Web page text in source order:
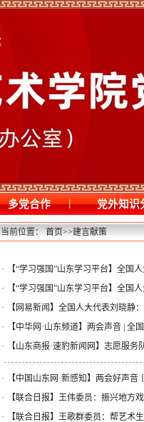
多党合作 | 党外知识
当前位置：首页>>建言献策
·
【“学习强国”山东学习平台】全国
·
【“学习强国”山东学习平台】全国
·
【网易新闻】全国人大代表刘晓静
·
【中华网·山东频道】两会声音 |
·
【山东商报·速豹新闻网】志愿服务
·
【中国山东网·新感知】两会好声
·
【联合日报】王伟委员：振兴地方
·
【联合日报】王歌群委员：帮艺术